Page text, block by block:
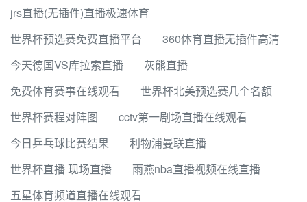
jrs直播(无插件)直播极速体育
世界杯预选赛免费直播平台
360体育直播无插件高清
今天德国VS库拉索直播
灰熊直播
免费体育赛事在线观看
世界杯北美预选赛几个名额
世界杯赛程对阵图
cctv第一剧场直播在线观看
今日乒乓球比赛结果
利物浦曼联直播
世界杯直播 现场直播
雨燕nba直播视频在线直播
五星体育频道直播在线观看